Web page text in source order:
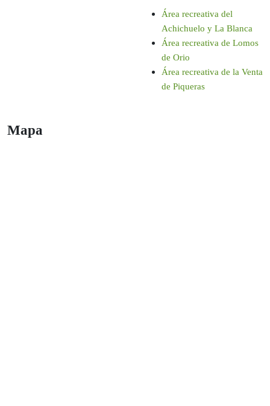
Área recreativa del
Achichuelo y La Blanca
Área recreativa de Lomos
de Orio
Área recreativa de la Venta
de Piqueras
Mapa